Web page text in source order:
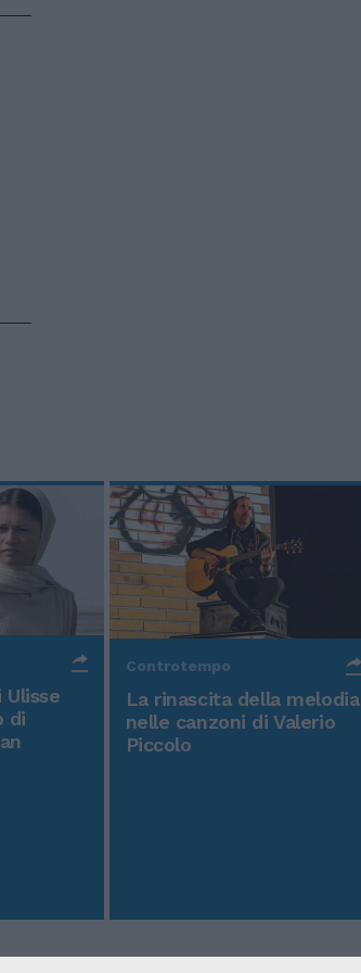
di
Controtempo
La rinascita della melodia
nelle canzoni di Valerio
Piccolo